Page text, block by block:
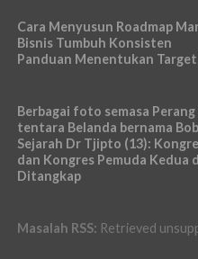
Cara Menyusun Roadmap
Bisnis Tumbuh Konsisten
Panduan Menentukan
Berbagai foto semasa
tentara Belanda bernama
Sejarah Dr Tjipto (13):
dan Kongres Pemuda Kedua
Ditangkap
Masalah RSS: Retrieved